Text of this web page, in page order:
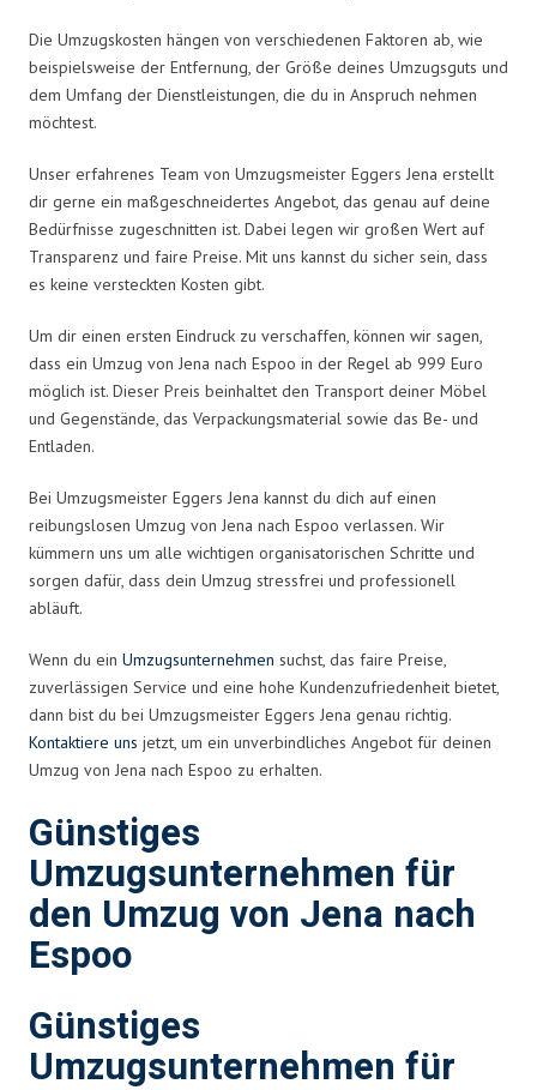
Die Umzugskosten hängen von verschiedenen Faktoren ab, wie
beispielsweise der Entfernung, der Größe deines Umzugsguts und
dem Umfang der Dienstleistungen, die du in Anspruch nehmen
möchtest.
Unser erfahrenes Team von Umzugsmeister Eggers Jena erstellt
dir gerne ein maßgeschneidertes Angebot, das genau auf deine
Bedürfnisse zugeschnitten ist. Dabei legen wir großen Wert auf
Transparenz und faire Preise. Mit uns kannst du sicher sein, dass
es keine versteckten Kosten gibt.
Um dir einen ersten Eindruck zu verschaffen, können wir sagen,
dass ein Umzug von Jena nach Espoo in der Regel ab 999 Euro
möglich ist. Dieser Preis beinhaltet den Transport deiner Möbel
und Gegenstände, das Verpackungsmaterial sowie das Be- und
Entladen.
Bei Umzugsmeister Eggers Jena kannst du dich auf einen
reibungslosen Umzug von Jena nach Espoo verlassen. Wir
kümmern uns um alle wichtigen organisatorischen Schritte und
sorgen dafür, dass dein Umzug stressfrei und professionell
abläuft.
Wenn du ein Umzugsunternehmen suchst, das faire Preise,
zuverlässigen Service und eine hohe Kundenzufriedenheit bietet,
dann bist du bei Umzugsmeister Eggers Jena genau richtig.
Kontaktiere uns jetzt, um ein unverbindliches Angebot für deinen
Umzug von Jena nach Espoo zu erhalten.
Günstiges
Umzugsunternehmen für
den Umzug von Jena nach
Espoo
Günstiges
Umzugsunternehmen für